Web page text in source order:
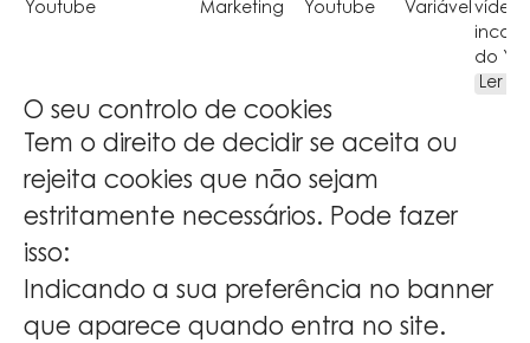
Youtube Marketing Youtube Variável vídeos
do
Ler
O seu controlo de cookies
Tem o direito de decidir se aceita ou
rejeita cookies que não sejam
estritamente necessários. Pode fazer
isso:
Indicando a sua preferência no banner
que aparece quando entra no site.